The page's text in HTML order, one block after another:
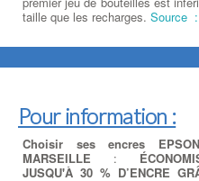
taille que les recharges. Source :
Pour information :
Choisir ses encres
MARSEILLE :
JUSQU'À 30 % D’ENCRE